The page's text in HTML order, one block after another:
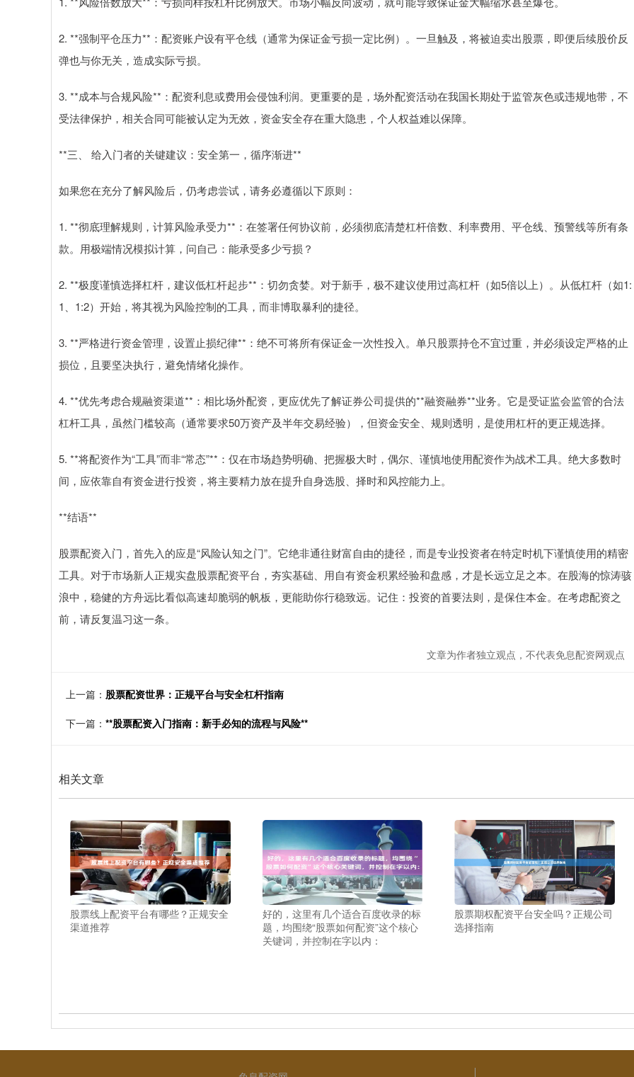
2. **强制平仓压力**：配资账户设有平仓线（通常为保证金亏损一定比例）。一旦触及，将被迫卖出股票，即便后续股价反
弹也与你无关，造成实际亏损。
3. **成本与合规风险**：配资利息或费用会侵蚀利润。更重要的是，场外配资活动在我国长期处于监管灰色或违规地带，不
受法律保护，相关合同可能被认定为无效，资金安全存在重大隐患，个人权益难以保障。
**三、 给入门者的关键建议：安全第一，循序渐进**
如果您在充分了解风险后，仍考虑尝试，请务必遵循以下原则：
1. **彻底理解规则，计算风险承受力**：在签署任何协议前，必须彻底清楚杠杆倍数、利率费用、平仓线、预警线等所有条
款。用极端情况模拟计算，问自己：能承受多少亏损？
2. **极度谨慎选择杠杆，建议低杠杆起步**：切勿贪婪。对于新手，极不建议使用过高杠杆（如5倍以上）。从低杠杆（如1:
1、1:2）开始，将其视为风险控制的工具，而非博取暴利的捷径。
3. **严格进行资金管理，设置止损纪律**：绝不可将所有保证金一次性投入。单只股票持仓不宜过重，并必须设定严格的止
损位，且要坚决执行，避免情绪化操作。
4. **优先考虑合规融资渠道**：相比场外配资，更应优先了解证券公司提供的**融资融券**业务。它是受证监会监管的合法
杠杆工具，虽然门槛较高（通常要求50万资产及半年交易经验），但资金安全、规则透明，是使用杠杆的更正规选择。
5. **将配资作为“工具”而非“常态”**：仅在市场趋势明确、把握极大时，偶尔、谨慎地使用配资作为战术工具。绝大多数时
间，应依靠自有资金进行投资，将主要精力放在提升自身选股、择时和风控能力上。
**结语**
股票配资入门，首先入的应是“风险认知之门”。它绝非通往财富自由的捷径，而是专业投资者在特定时机下谨慎使用的精密
工具。对于市场新人正规实盘股票配资平台，夯实基础、用自有资金积累经验和盘感，才是长远立足之本。在股海的惊涛骇
浪中，稳健的方舟远比看似高速却脆弱的帆板，更能助你行稳致远。记住：投资的首要法则，是保住本金。在考虑配资之
前，请反复温习这一条。
文章为作者独立观点，不代表免息配资网观点
上一篇： 股票配资世界：正规平台与安全杠杆指南
下一篇： **股票配资入门指南：新手必知的流程与风险**
相关文章
股票线上配资平台有哪些？正规安全
渠道推荐
好的，这里有几个适合百度收录的标
题，均围绕“股票如何配资”这个核心
关键词，并控制在字以内：
股票期权配资平台安全吗？正规公司
选择指南